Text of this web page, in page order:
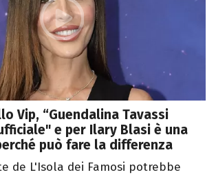
Vip, “Guendalina Tavassi
e per Ilary Blasi è una
può fare la differenza
de L'Isola dei Famosi potrebbe